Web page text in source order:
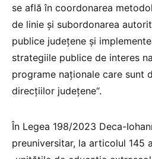
se află în coordonarea
de linie și subordonarea
publice județene și
strategiile publice de interes
programe naționale care sunt
direcțiilor județene“.
În Legea 198/2023 Deca-
preuniversitar, la articolul 145